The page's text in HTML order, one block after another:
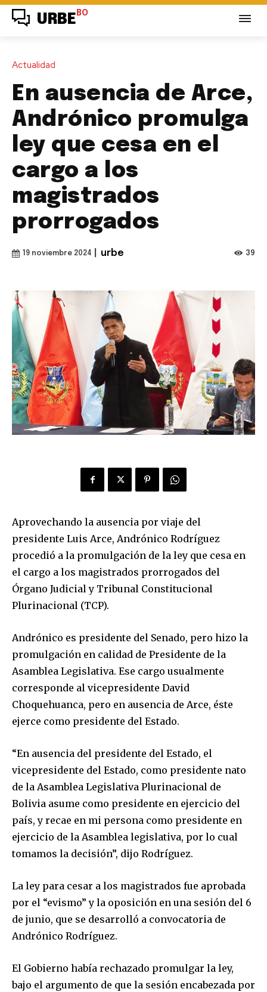
URBE BO
Actualidad
En ausencia de Arce,
Andrónico promulga
ley que cesa en el
cargo a los
magistrados
prorrogados
19 noviembre 2024 urbe 39
Aprovechando la ausencia por viaje del
presidente Luis Arce, Andrónico Rodríguez
procedió a la promulgación de la ley que cesa en
el cargo a los magistrados prorrogados del
Órgano Judicial y Tribunal Constitucional
Plurinacional (TCP).
Andrónico es presidente del Senado, pero hizo la
promulgación en calidad de Presidente de la
Asamblea Legislativa. Ese cargo usualmente
corresponde al vicepresidente David
Choquehuanca, pero en ausencia de Arce, éste
ejerce como presidente del Estado.
“En ausencia del presidente del Estado, el
vicepresidente del Estado, como presidente nato
de la Asamblea Legislativa Plurinacional de
Bolivia asume como presidente en ejercicio del
país, y recae en mi persona como presidente en
ejercicio de la Asamblea legislativa, por lo cual
tomamos la decisión”, dijo Rodríguez.
La ley para cesar a los magistrados fue aprobada
por el “evismo” y la oposición en una sesión del 6
de junio, que se desarrolló a convocatoria de
Andrónico Rodríguez.
El Gobierno había rechazado promulgar la ley,
bajo el argumento de que la sesión encabezada por